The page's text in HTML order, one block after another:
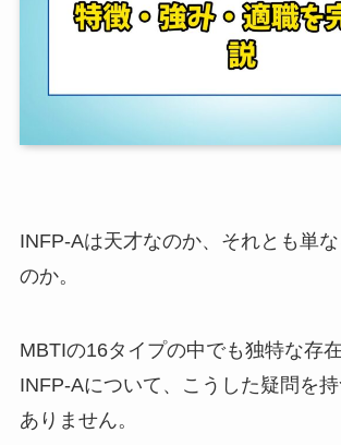
INFP-Aは天才なのか、それとも単
のか。
MBTIの16タイプの中でも独特な存
INFP-Aについて、こうした疑問を持
ありません。